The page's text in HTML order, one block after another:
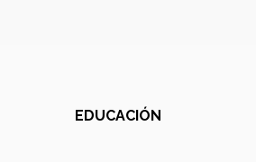
EDUCACIÓN